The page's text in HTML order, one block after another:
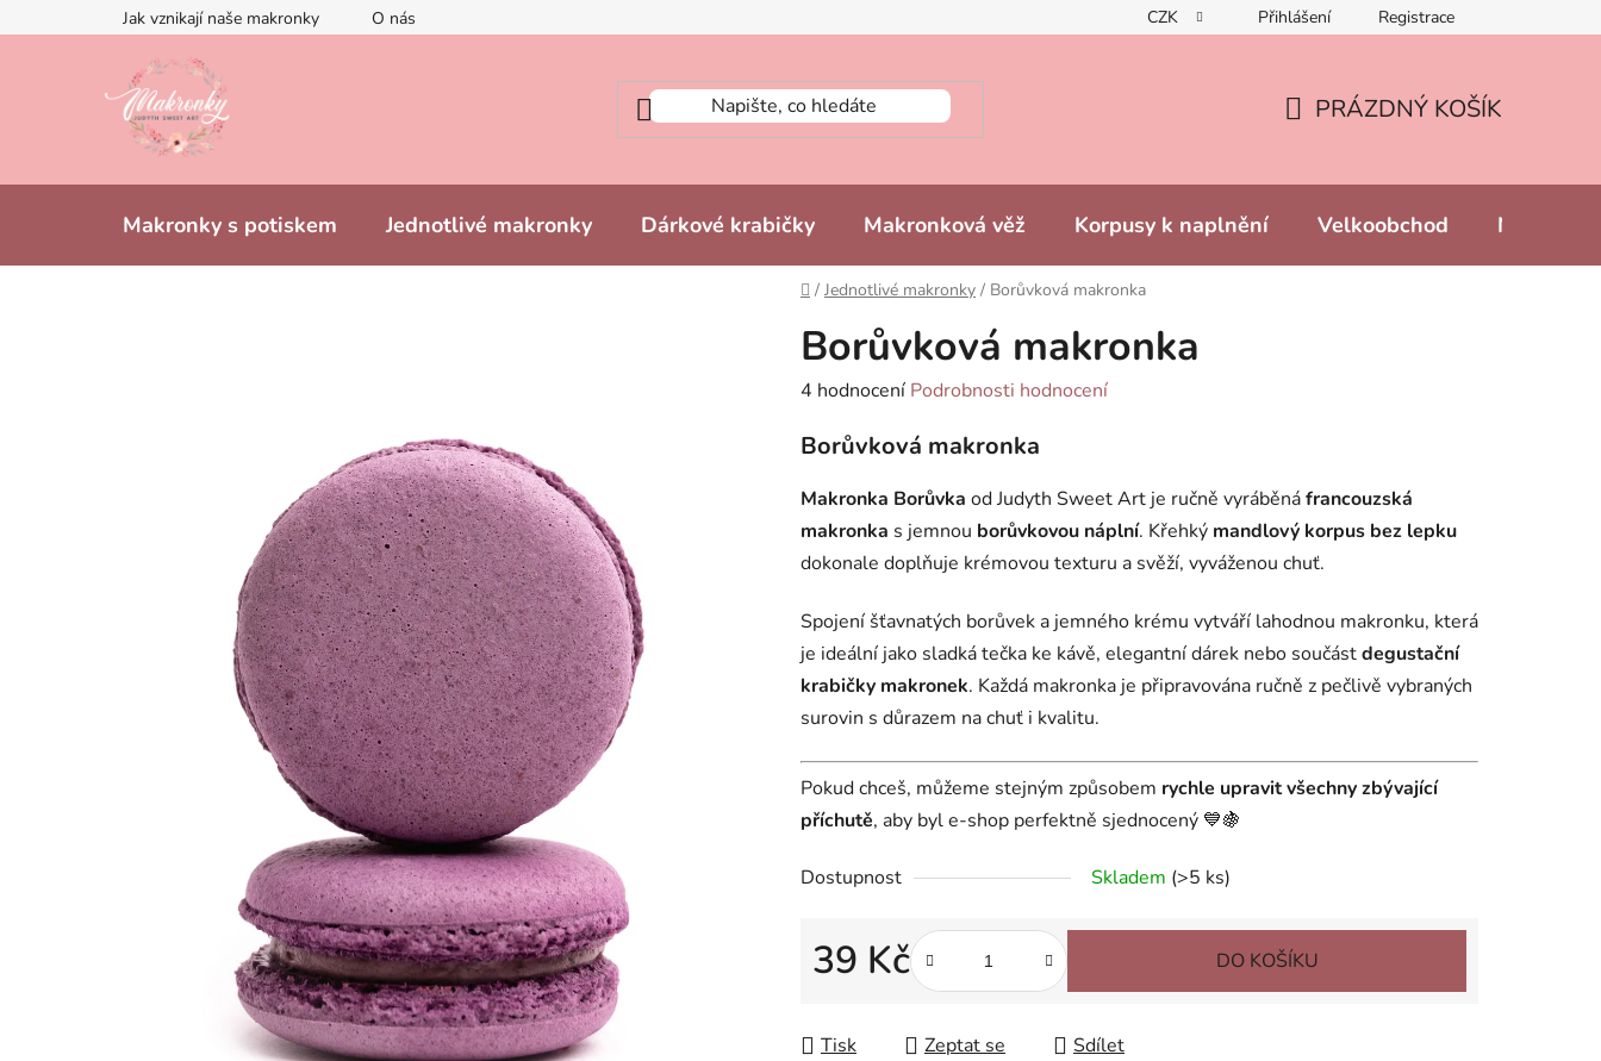
na
Jak vznikají naše makronky O nás CZK Přihlášení Registrace
PRÁZDNÝ KOŠÍK
Makronky s potiskem Jednotlivé makronky Dárkové krabičky Makronková věž Korpusy k naplnění Velkoobchod Naše
Domů
/ Jednotlivé makronky / Borůvková makronka
Borůvková makronka
Průměrné
produktu
je
hvězdiček.
4 hodnocení Podrobnosti hodnocení
Borůvková makronka
Makronka Borůvka od Judyth Sweet Art je ručně vyráběnáfrancouzská
makronka s jemnou borůvkovou náplní. Křehký mandlový korpus bez lepku
dokonale doplňuje krémovou texturu a svěží, vyváženou chuť.
Spojení šťavnatých borůvek a jemného krému vytváří lahodnou makronku, která
je ideální jako sladká tečka ke kávě, elegantní dárek nebo součástdegustační
krabičky makronek. Každá makronka je připravována ručně z pečlivě vybraných
surovin s důrazem na chuť i kvalitu.
Pokud chceš, můžeme stejným způsobem rychle upravit všechny zbývající
příchutě, aby byl e-shop perfektně sjednocený 💙🍇
Dostupnost Skladem (>5 ks)
39 Kč DO KOŠÍKU
Tisk Zeptat se Sdílet